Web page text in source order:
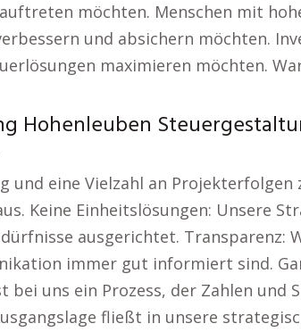
möchten. Menschen mit
und absichern möchten.
maximieren möchten.
Hohenleuben
und eine Vielzahl an Projekterfolgen
Keine Einheitslösungen: Unsere
ausgerichtet. Transparenz:
immer gut informiert sind.
uns ein Prozess, der Zahlen und
fließt in unsere